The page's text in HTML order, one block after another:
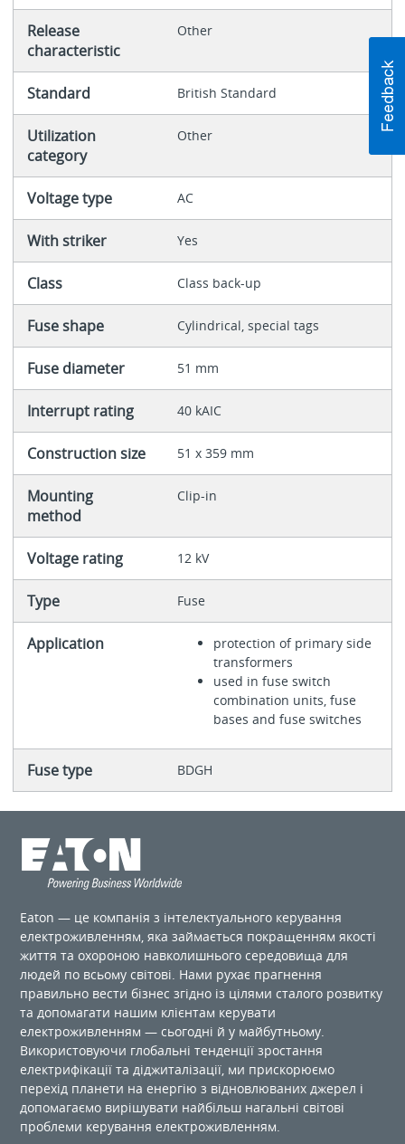
Release
characteristic
Other
Standard British Standard
Utilization
category
Other
Voltage type AC
With striker Yes
Class Class back-up
Fuse shape Cylindrical, special tags
Fuse diameter 51 mm
Interrupt rating 40 kAIC
Construction size 51 x 359 mm
Mounting
method
Clip-in
Voltage rating 12 kV
Type Fuse
Application
protection of primary side
transformers
used in fuse switch
combination units, fuse
bases and fuse switches
Fuse type BDGH
Eaton — це компанія з інтелектуального керування
електроживленням, яка займається покращенням якості
життя та охороною навколишнього середовища для
людей по ​​всьому світові. Нами рухає прагнення
правильно вести бізнес згідно із цілями сталого розвитку
та допомагати нашим клієнтам керувати
електроживленням — сьогодні й у майбутньому.
Використовуючи глобальні тенденції зростання
електрифікації та діджиталізації, ми прискорюємо
перехід планети на енергію з відновлюваних джерел і
допомагаємо вирішувати найбільш нагальні світові
проблеми керування електроживленням.